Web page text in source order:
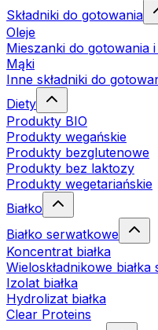
Składniki do gotowania
Oleje
Mieszanki do gotowania
Mąki
Inne składniki do
Diety
Produkty BIO
Produkty wegańskie
Produkty bezglutenowe
Produkty bez laktozy
Produkty wegetariańskie
Białko
Białko serwatkowe
Koncentrat białka
Wieloskładnikowe białka
Izolat białka
Hydrolizat białka
Clear Proteins